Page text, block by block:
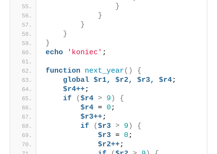
}
}
}
}
}
echo
'koniec' ;
function next_year()
{
global $r1, $r2, $r3, $r4;
$r4++;
if
($r4 > 9 )
{
$r4 = 0 ;
$r3++;
if
($r3 > 9 )
{
$r3 = 0 ;
$r2++;